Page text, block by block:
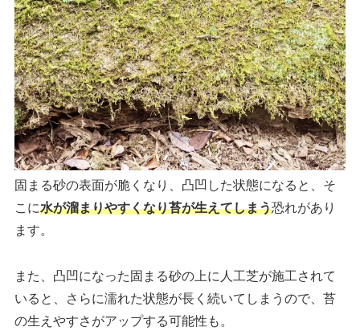
固まる砂の表面が脆くなり、凸凹した状態になると、そ
こに水が溜まりやすくなり苔が生えてしまう恐れがあり
ます。
また、凸凹になった固まる砂の上に人工芝が施工されて
いると、さらに濡れた状態が長く続いてしまうので、苔
の生えやすさがアップする可能性も。